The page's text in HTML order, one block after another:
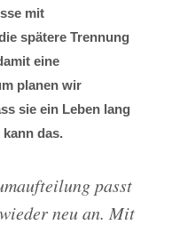
mit
spätere Trennung
eine
planen wir
sie ein Leben lang
das.
passt
neu an. Mit